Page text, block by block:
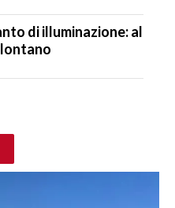
di illuminazione: al
lontano